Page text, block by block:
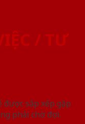
/ TƯ
sắp xếp gặp
phải chờ đợi.